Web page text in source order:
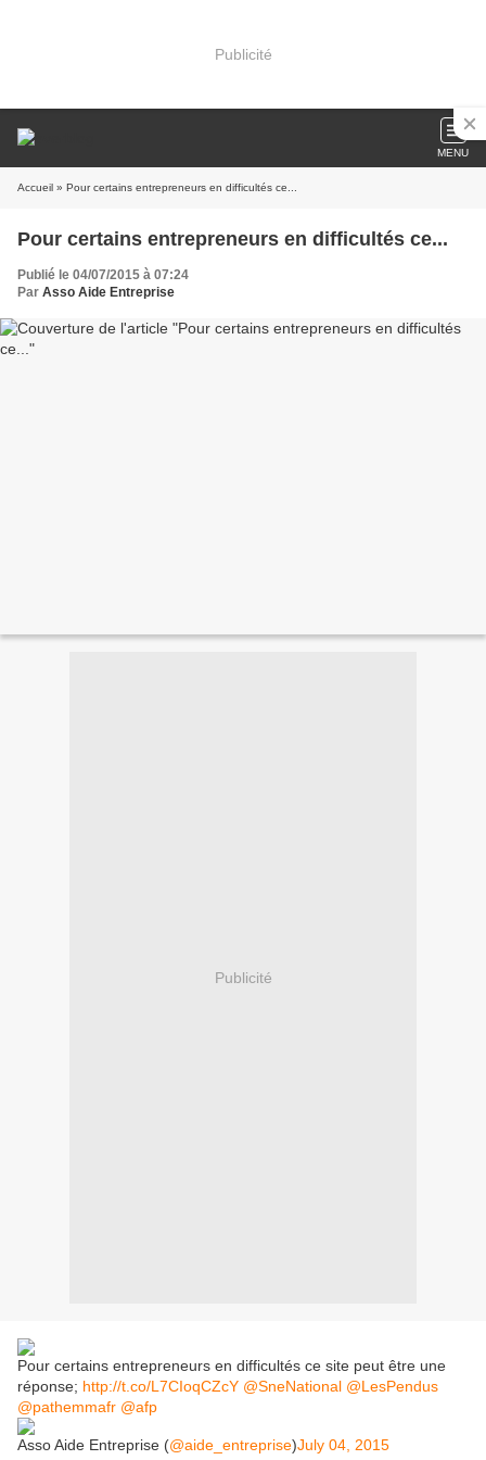
Publicité
MENU
Accueil » Pour certains entrepreneurs en difficultés ce...
Pour certains entrepreneurs en difficultés ce...
Publié le 04/07/2015 à 07:24
Par Asso Aide Entreprise
Publicité
Pour certains entrepreneurs en difficultés ce site peut être une
réponse; http://t.co/L7CIoqCZcY @SneNational @LesPendus
@pathemmafr @afp
Asso Aide Entreprise (@aide_entreprise)July 04, 2015